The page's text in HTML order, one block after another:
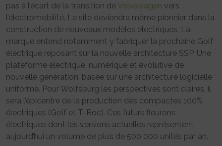
pas à l’écart de la transition deVolkswagen vers
l’électromobilité. Le site deviendra même pionnier dans la
construction de nouveaux modèles électriques. La
marque entend notamment y fabriquer la prochaine Golf
électrique reposant sur la nouvelle architecture SSP. Une
plateforme électrique, numérique et évolutive de
nouvelle génération, basée sur une architecture logicielle
uniforme. Pour Wolfsburg les perspectives sont claires, il
sera l’épicentre de la production des compactes 100%
électriques (Golf et T-Roc). Ces futurs fleurons
électriques dont les versions actuelles représentent
aujourd’hui un volume de plus de 500 000 unités par an.